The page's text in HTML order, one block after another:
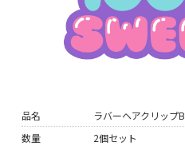
品名
ラバーヘアクリップB
数量
2個セット